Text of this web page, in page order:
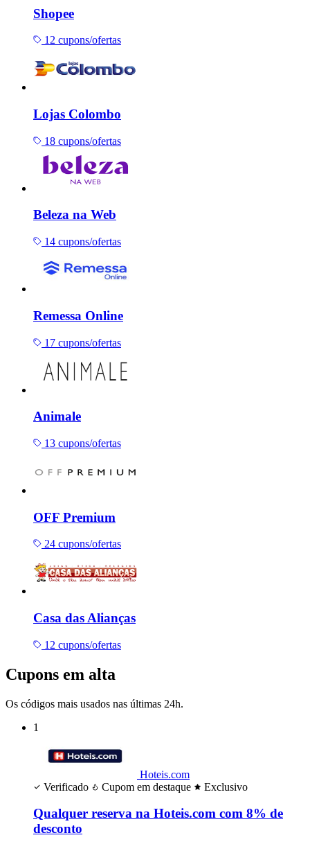
Shopee
12 cupons/ofertas
Lojas Colombo
18 cupons/ofertas
Beleza na Web
14 cupons/ofertas
Remessa Online
17 cupons/ofertas
Animale
13 cupons/ofertas
OFF Premium
24 cupons/ofertas
Casa das Alianças
12 cupons/ofertas
Cupons em alta
Os códigos mais usados nas últimas 24h.
1
Hoteis.com
Verificado
Cupom em destaque Exclusivo
Qualquer reserva na Hoteis.com com 8% de
desconto